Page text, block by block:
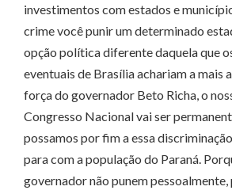
investimentos com estados e
crime você punir um determinado
opção política diferente daquela que
eventuais de Brasília achariam a mais
força do governador Beto Richa, o
Congresso Nacional vai ser
possamos por fim a essa
para com a população do Paraná.
governador não punem pessoalmente,